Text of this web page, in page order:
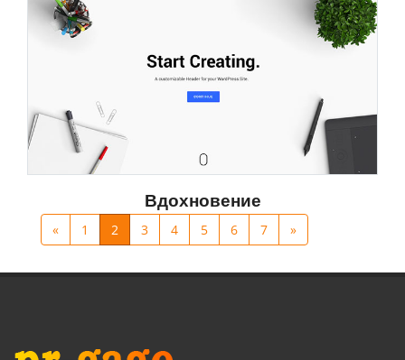
Вдохновение
« 1 2 3 4 5 6 7 »